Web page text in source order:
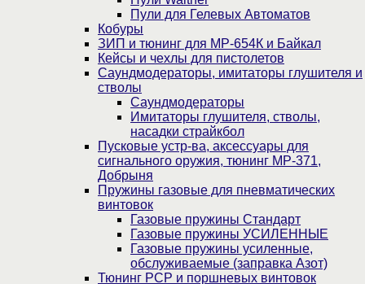
Пули для Гелевых Автоматов
Кобуры
ЗИП и тюнинг для МР-654К и Байкал
Кейсы и чехлы для пистолетов
Саундмодераторы, имитаторы глушителя и
стволы
Саундмодераторы
Имитаторы глушителя, стволы,
насадки страйкбол
Пусковые устр-ва, аксессуары для
сигнального оружия, тюнинг МР-371,
Добрыня
Пружины газовые для пневматических
винтовок
Газовые пружины Стандарт
Газовые пружины УСИЛЕННЫЕ
Газовые пружины усиленные,
обслуживаемые (заправка Азот)
Тюнинг PCP и поршневых винтовок